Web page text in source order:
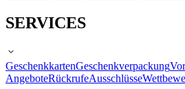
SERVICES
GeschenkkartenGeschenkverpackung
AngeboteRückrufeAusschlüsse